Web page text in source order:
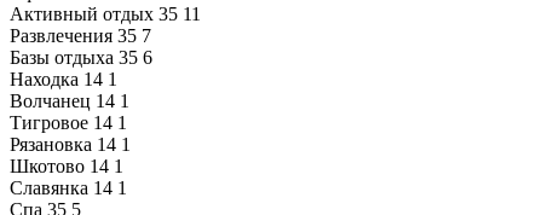
Активный отдых 35 11
Развлечения 35 7
Базы отдыха 35 6
Находка 14 1
Волчанец 14 1
Тигровое 14 1
Рязановка 14 1
Шкотово 14 1
Славянка 14 1
Спа 35 5